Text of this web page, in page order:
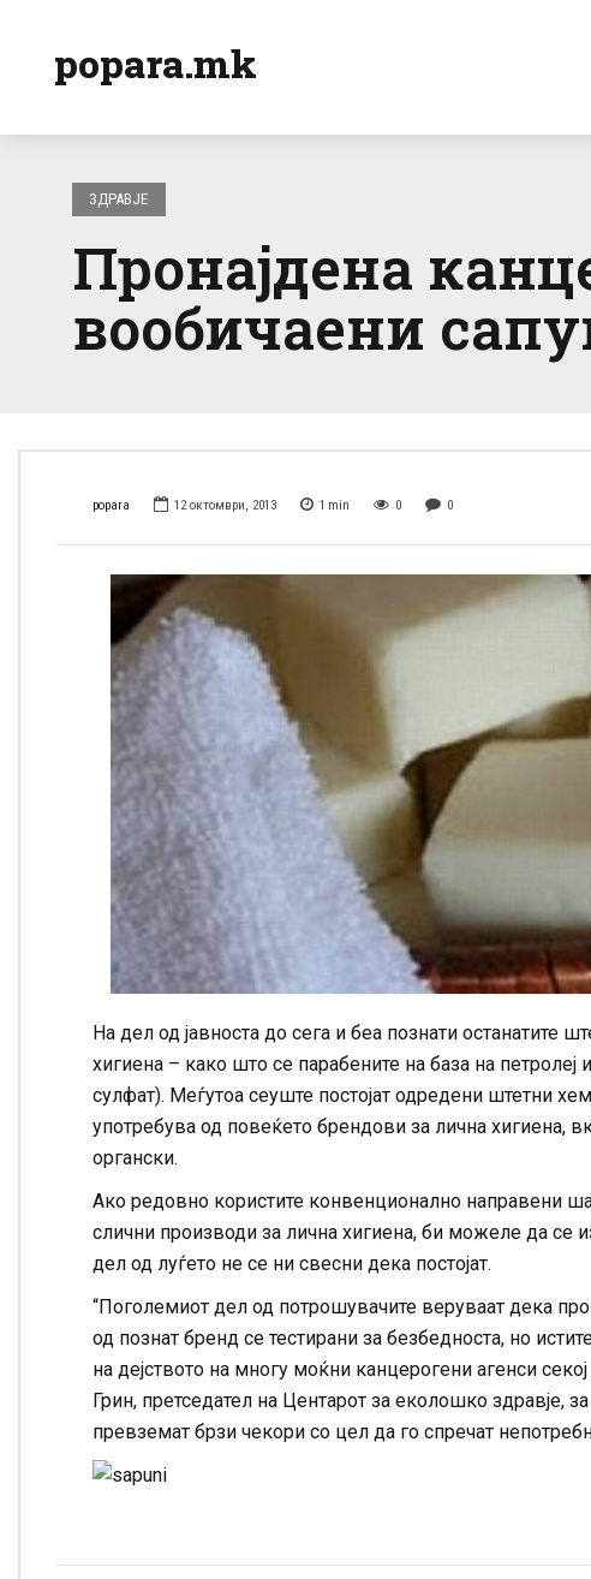
popara.mk
ЗДРАВЈЕ
Пронајдена
вообичаени
popara 12 октомври, 2013 1 min 0 0
На дел од јавноста до сега и беа познати останатите
хигиена – како што се парабените на база на
сулфат). Меѓутоа сеуште постојат одредени штетни
употребува од повеќето брендови за лична хигиена,
органски.
Ако редовно користите конвенционално направени
слични производи за лична хигиена, би можеле да се
дел од луѓето не се ни свесни дека постојат.
“Поголемиот дел од потрошувачите веруваат дека
од познат бренд се тестирани за безбедноста, но
на дејството на многу моќни канцерогени агенси
Грин, претседател на Центарот за еколошко здравје,
превземат брзи чекори со цел да го спречат